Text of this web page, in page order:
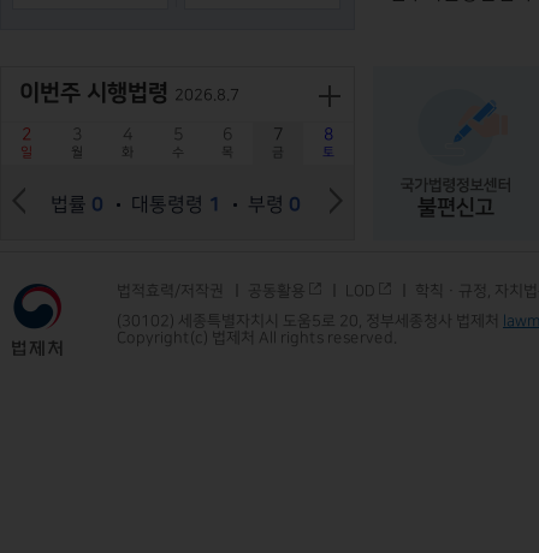
이번주 시행법령 2026.8.7
2
일
3
월
4
화
5
수
6
목
7
금
법률 0 대통령령 1 부령 0
8
토
법적효력/저작권 공동활용 LOD
학칙ㆍ규정, 자치
(30102) 세종특별자치시 도움5로 20, 정부세종청사 법제처
Copyright(c) 법제처 All rights reserved.